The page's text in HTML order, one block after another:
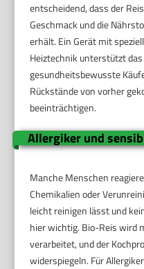
entscheidend, dass der
Geschmack und die
erhält. Ein Gerät mit
Heiztechnik unterstützt
gesundheitsbewusste
Rückstände von vorher
beeinträchtigen.
Allergiker und
Manche Menschen
Chemikalien oder
leicht reinigen lässt und
hier wichtig. Bio-Reis wird
verarbeitet, und der
widerspiegeln. Für